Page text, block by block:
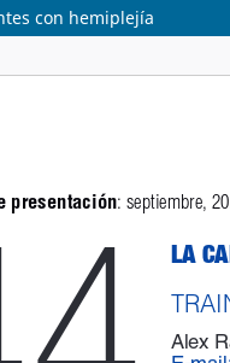
con hemiplejía